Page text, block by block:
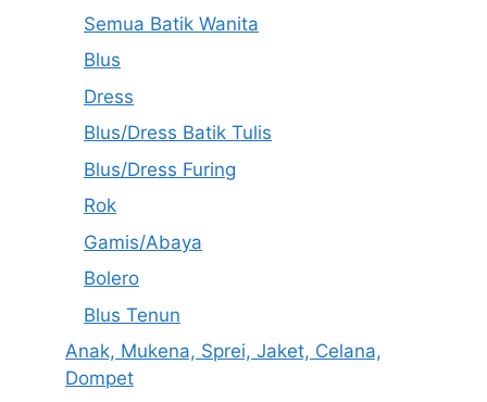
Semua Batik Wanita
Blus
Dress
Blus/Dress Batik Tulis
Blus/Dress Furing
Rok
Gamis/Abaya
Bolero
Blus Tenun
Anak, Mukena, Sprei, Jaket, Celana,
Dompet